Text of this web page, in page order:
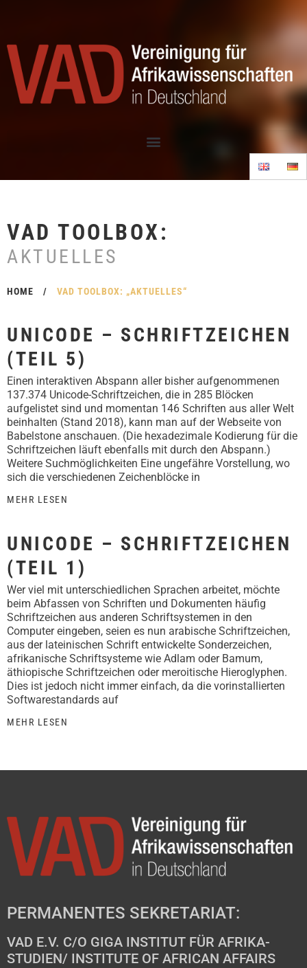
VAD TOOLBOX:
AKTUELLES
HOME / VAD TOOLBOX: „AKTUELLES“
UNICODE – SCHRIFTZEICHEN
(TEIL 5)
Einen interaktiven Abspann aller bisher aufgenommenen
137.374 Unicode-Schriftzeichen, die in 285 Blöcken
aufgelistet sind und momentan 146 Schriften aus aller Welt
beinhalten (Stand 2018), kann man auf der Webseite von
Babelstone anschauen. (Die hexadezimale Kodierung für die
Schriftzeichen läuft ebenfalls mit durch den Abspann.)
Weitere Suchmöglichkeiten Eine ungefähre Vorstellung, wo
sich die verschiedenen Zeichenblöcke in
MEHR LESEN
UNICODE – SCHRIFTZEICHEN
(TEIL 1)
Wer viel mit unterschiedlichen Sprachen arbeitet, möchte
beim Abfassen von Schriften und Dokumenten häufig
Schriftzeichen aus anderen Schriftsystemen in den
Computer eingeben, seien es nun arabische Schriftzeichen,
aus der lateinischen Schrift entwickelte Sonderzeichen,
afrikanische Schriftsysteme wie Adlam oder Bamum,
äthiopische Schriftzeichen oder meroitische Hieroglyphen.
Dies ist jedoch nicht immer einfach, da die vorinstallierten
Softwarestandards auf
MEHR LESEN
PERMANENTES SEKRETARIAT:
VAD E.V. C/O GIGA INSTITUT FÜR AFRIKA-
STUDIEN/ INSTITUTE OF AFRICAN AFFAIRS